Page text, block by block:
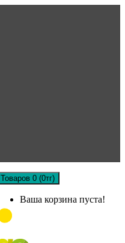
Товаров 0 (0тг)
Ваша корзина пуста!